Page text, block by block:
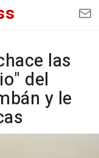
las
del
y le